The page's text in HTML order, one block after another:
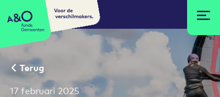
A&O fonds Gemeenten
Voor de
verschilmakers.
Terug
17 februari 2025